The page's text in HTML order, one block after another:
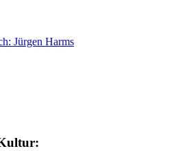
Jürgen Harms